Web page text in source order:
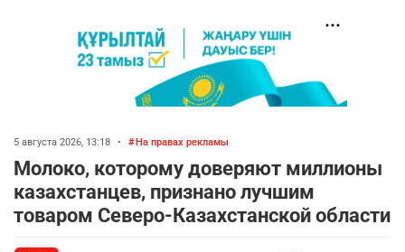
5 августа 2026, 13:18 • На правах рекламы
Молоко, которому доверяют миллионы
казахстанцев, признано лучшим
товаром Северо-Казахстанской области